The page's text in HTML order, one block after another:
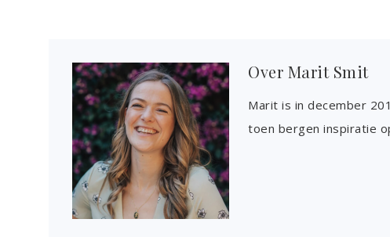
Over Marit Smit
Marit is in december
toen bergen inspiratie